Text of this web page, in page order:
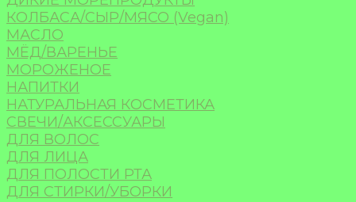
КОЛБАСА/СЫР/МЯСО (Vegan)
МАСЛО
МЁД/ВАРЕНЬЕ
МОРОЖЕНОЕ
НАПИТКИ
НАТУРАЛЬНАЯ КОСМЕТИКА
СВЕЧИ/АКСЕССУАРЫ
ДЛЯ ВОЛОС
ДЛЯ ЛИЦА
ДЛЯ ПОЛОСТИ РТА
ДЛЯ СТИРКИ/УБОРКИ